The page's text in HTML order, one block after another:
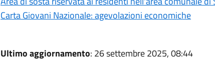
Carta Giovani Nazionale: agevolazioni economiche
Ultimo aggiornamento: 26 settembre 2025, 08:44